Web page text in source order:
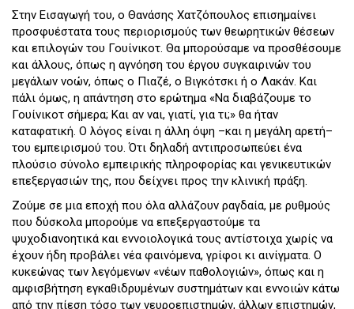
Στην Εισαγωγή του, ο Θανάσης Χατζόπουλος επισημαίνει
προσφυέστατα τους περιορισμούς των θεωρητικών θέσεων
και επιλογών του Γουίνικοτ. Θα μπορούσαμε να προσθέσουμε
και άλλους, όπως η αγνόηση του έργου συγκαιρινών του
μεγάλων νοών, όπως ο Πιαζέ, ο Βιγκότσκι ή ο Λακάν. Και
πάλι όμως, η απάντηση στο ερώτημα «Να διαβάζουμε το
Γουίνικοτ σήμερα; Και αν ναι, γιατί, για τι;» θα ήταν
καταφατική. Ο λόγος είναι η άλλη όψη –και η μεγάλη αρετή–
του εμπειρισμού του. Ότι δηλαδή αντιπροσωπεύει ένα
πλούσιο σύνολο εμπειρικής πληροφορίας και γενικευτικών
επεξεργασιών της, που δείχνει προς την κλινική πράξη.
Ζούμε σε μια εποχή που όλα αλλάζουν ραγδαία, με ρυθμούς
που δύσκολα μπορούμε να επεξεργαστούμε τα
ψυχοδιανοητικά και εννοιολογικά τους αντίστοιχα χωρίς να
έχουν ήδη προβάλει νέα φαινόμενα, γρίφοι κι αινίγματα. Ο
κυκεώνας των λεγόμενων «νέων παθολογιών», όπως και η
αμφισβήτηση εγκαθιδρυμένων συστημάτων και εννοιών κάτω
από την πίεση τόσο των νευροεπιστημών, άλλων επιστημών,